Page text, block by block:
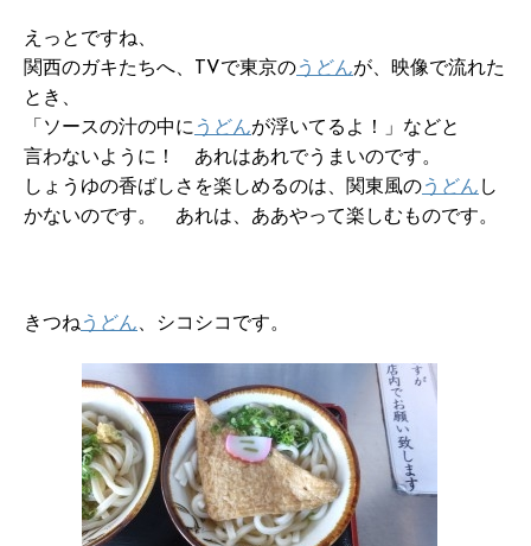
えっとですね、
関西のガキたちへ、TVで東京のうどんが、映像で流れた
とき、
「ソースの汁の中に うどんが浮いてるよ！」などと
言わないように！ あれはあれでうまいのです。
しょうゆの香ばしさを楽しめるのは、関東風のうどん し
かないのです。 あれは、ああやって楽しむものです。
きつねうどん、シコシコです。